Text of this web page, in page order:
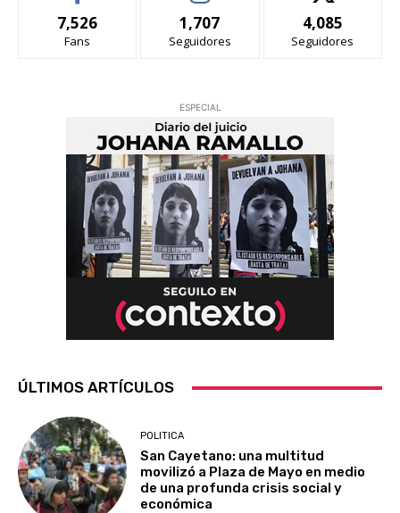
7,526
Fans
1,707
Seguidores
4,085
Seguidores
ESPECIAL
ÚLTIMOS ARTÍCULOS
POLITICA
San Cayetano: una multitud
movilizó a Plaza de Mayo en medio
de una profunda crisis social y
económica